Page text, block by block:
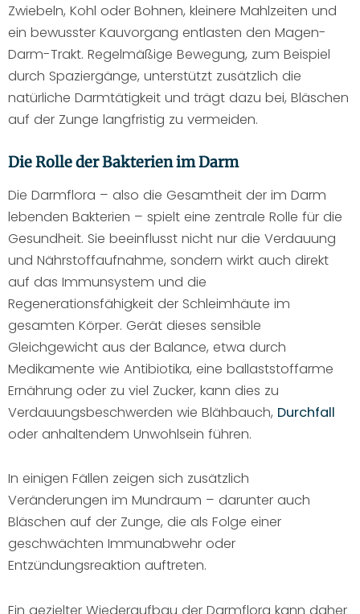
Zwiebeln, Kohl oder Bohnen, kleinere Mahlzeiten und
ein bewusster Kauvorgang entlasten den Magen-
Darm-Trakt. Regelmäßige Bewegung, zum Beispiel
durch Spaziergänge, unterstützt zusätzlich die
natürliche Darmtätigkeit und trägt dazu bei, Bläschen
auf der Zunge langfristig zu vermeiden.
Die Rolle der Bakterien im Darm
Die Darmflora – also die Gesamtheit der im Darm
lebenden Bakterien – spielt eine zentrale Rolle für die
Gesundheit. Sie beeinflusst nicht nur die Verdauung
und Nährstoffaufnahme, sondern wirkt auch direkt
auf das Immunsystem und die
Regenerationsfähigkeit der Schleimhäute im
gesamten Körper. Gerät dieses sensible
Gleichgewicht aus der Balance, etwa durch
Medikamente wie Antibiotika, eine ballaststoffarme
Ernährung oder zu viel Zucker, kann dies zu
Verdauungsbeschwerden wie Blähbauch, Durchfall
oder anhaltendem Unwohlsein führen.
In einigen Fällen zeigen sich zusätzlich
Veränderungen im Mundraum – darunter auch
Bläschen auf der Zunge, die als Folge einer
geschwächten Immunabwehr oder
Entzündungsreaktion auftreten.